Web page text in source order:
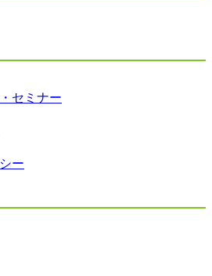
セミナー
ー